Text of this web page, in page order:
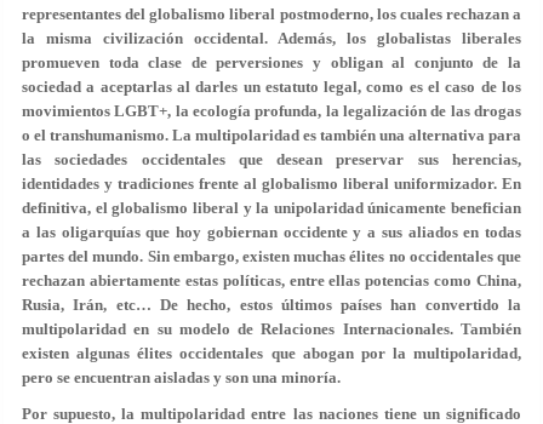
representantes del globalismo liberal postmoderno, los cuales rechazan a
la misma civilización occidental. Además, los globalistas liberales
promueven toda clase de perversiones y obligan al conjunto de la
sociedad a aceptarlas al darles un estatuto legal, como es el caso de los
movimientos LGBT+, la ecología profunda, la legalización de las drogas
o el transhumanismo. La multipolaridad es también una alternativa para
las sociedades occidentales que desean preservar sus herencias,
identidades y tradiciones frente al globalismo liberal uniformizador. En
definitiva, el globalismo liberal y la unipolaridad únicamente benefician
a las oligarquías que hoy gobiernan occidente y a sus aliados en todas
partes del mundo. Sin embargo, existen muchas élites no occidentales que
rechazan abiertamente estas políticas, entre ellas potencias como China,
Rusia, Irán, etc… De hecho, estos últimos países han convertido la
multipolaridad en su modelo de Relaciones Internacionales. También
existen algunas élites occidentales que abogan por la multipolaridad,
pero se encuentran aisladas y son una minoría.
Por supuesto, la multipolaridad entre las naciones tiene un significado